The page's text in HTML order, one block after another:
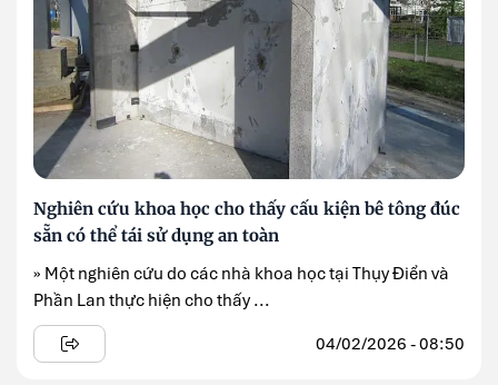
Nghiên cứu khoa học cho thấy cấu kiện bê tông đúc
sẵn có thể tái sử dụng an toàn
» Một nghiên cứu do các nhà khoa học tại Thụy Điển và
Phần Lan thực hiện cho thấy ...
04/02/2026 - 08:50